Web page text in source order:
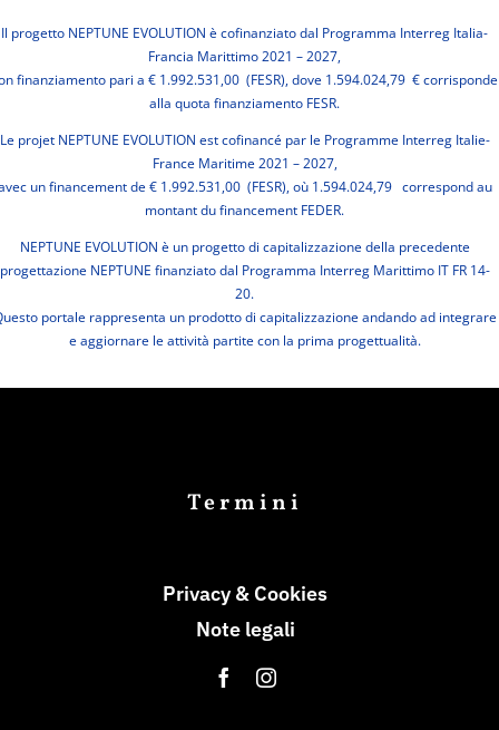
Il progetto NEPTUNE EVOLUTION è cofinanziato dal Programma Interreg Italia-
Francia Marittimo 2021 – 2027,
finanziamento pari a € 1.992.531,00 (FESR), dove 1.594.024,79 € corrisponde
alla quota finanziamento FESR.
Le projet NEPTUNE EVOLUTION est cofinancé par le Programme Interreg Italie-
France Maritime 2021 – 2027,
un financement de € 1.992.531,00 (FESR), où 1.594.024,79 correspond au
montant du financement FEDER.
NEPTUNE EVOLUTION è un progetto di capitalizzazione della precedente
progettazione NEPTUNE finanziato dal Programma Interreg Marittimo IT FR 14-
20.
portale rappresenta un prodotto di capitalizzazione andando ad integrare
e aggiornare le attività partite con la prima progettualità.
Termini
Privacy & Cookies
Note legali